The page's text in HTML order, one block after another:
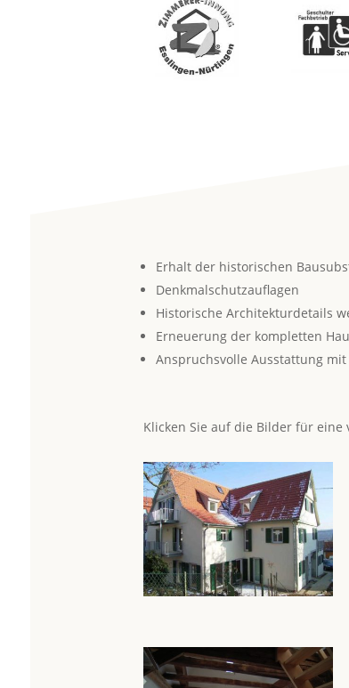
Erhalt der historischen
Denkmalschutzauflagen
Historische Architekturdetails
Erneuerung der kompletten
Anspruchsvolle Ausstattung
Klicken Sie auf die Bilder für